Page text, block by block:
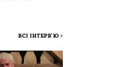
ВСІ ІНТЕРВ'Ю >